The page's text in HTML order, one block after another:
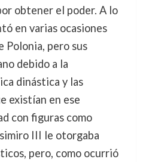
obtener el poder. A lo
en varias ocasiones
Polonia, pero sus
debido a la
dinástica y las
existían en ese
con figuras como
III le otorgaba
pero, como ocurrió